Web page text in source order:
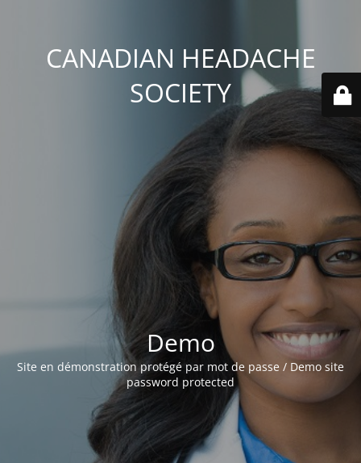
CANADIAN HEADACHE
SOCIETY
Demo
Site en démonstration protégé par mot de passe / Demo site
password protected